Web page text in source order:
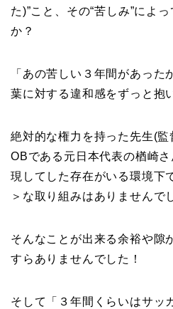
た)”こと、その“苦しみ”によ
か？
「あの苦しい３年間があった
葉に対する違和感をずっと抱
絶対的な権力を持った先生(監
OBである元日本代表の楢崎
現してした存在がいる環境下
＞な取り組みはありませんで
そんなことが出来る余裕や隙
すらありませんでした！
そして「３年間くらいはサッ